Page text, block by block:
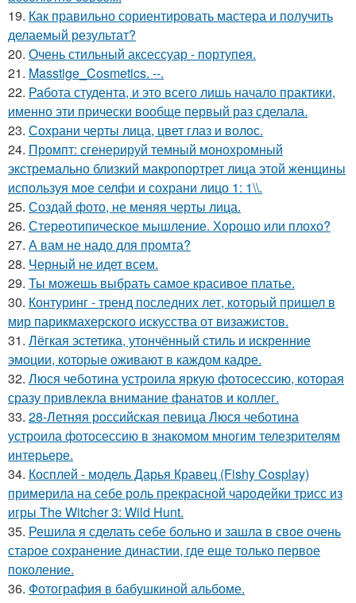
19. Как правильно сориентировать мастера и получить
делаемый результат?
20. Очень стильный аксессуар - портупея.
21. Masstige_Cosmetics. --.
22. Работа студента, и это всего лишь начало практики,
именно эти прически вообще первый раз сделала.
23. Сохрани черты лица, цвет глаз и волос.
24. Промпт: сгенерируй темный монохромный
экстремально близкий макропортрет лица этой женщины
используя мое селфи и сохрани лицо 1: 1\\.
25. Создай фото, не меняя черты лица.
26. Стереотипическое мышление. Хорошо или плохо?
27. А вам не надо для промта?
28. Черный не идет всем.
29. Ты можешь выбрать самое красивое платье.
30. Контуринг - тренд последних лет, который пришел в
мир парикмахерского искусства от визажистов.
31. Лёгкая эстетика, утончённый стиль и искренние
эмоции, которые оживают в каждом кадре.
32. Люся чеботина устроила яркую фотосессию, которая
сразу привлекла внимание фанатов и коллег.
33. 28-Летняя российская певица Люся чеботина
устроила фотосессию в знакомом многим телезрителям
интерьере.
34. Косплей - модель Дарья Кравец (Fishy Cosplay)
примерила на себе роль прекрасной чародейки трисс из
игры The Witcher 3: Wild Hunt.
35. Решила я сделать себе больно и зашла в свое очень
старое сохранение династии, где еще только первое
поколение.
36. Фотография в бабушкиной альбоме.